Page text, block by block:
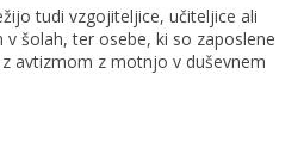
tudi vzgojiteljice, učiteljice ali
v šolah, ter osebe, ki so zaposlene
avtizmom z motnjo v duševnem